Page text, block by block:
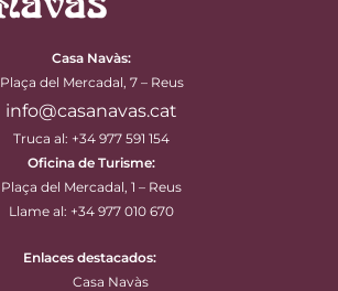
Casa Navàs:
Plaça del Mercadal, 7 – Reus
info@casanavas.cat
Truca al: +34 977 591 154
Oficina de Turisme:
Plaça del Mercadal, 1 – Reus
Llame al: +34 977 010 670
Enlaces destacados:
Casa Navàs